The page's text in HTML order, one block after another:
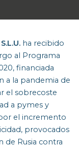
ha recibido
al Programa
financiada
a la pandemia de
el sobrecoste
a pymes y
el incremento
provocados
de Rusia contra